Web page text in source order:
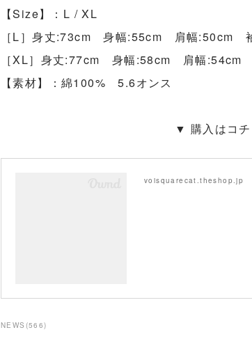
【Size】：L / XL
［L］身丈:73cm 身幅:55cm 肩幅:50cm
［XL］身丈:77cm 身幅:58cm 肩幅:54cm
【素材】：綿100% 5.6オンス
▼ 購入はコ
voisquarecat.theshop.jp
NEWS (566)